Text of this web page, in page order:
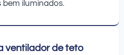
bem iluminados.
ventilador de teto